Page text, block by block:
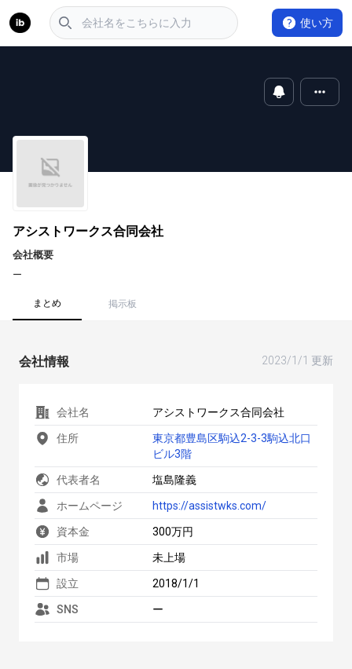
使い方
アシストワークス合同会社
会社概要
ー
まとめ 掲示板
会社情報 2023/1/1 更新
会社名 アシストワークス合同会社
住所
東京都豊島区駒込2-3-3駒込北口
ビル3階
代表者名 塩島隆義
ホームページ https://assistwks.com/
資本金 300万円
市場 未上場
設立 2018/1/1
SNS ー